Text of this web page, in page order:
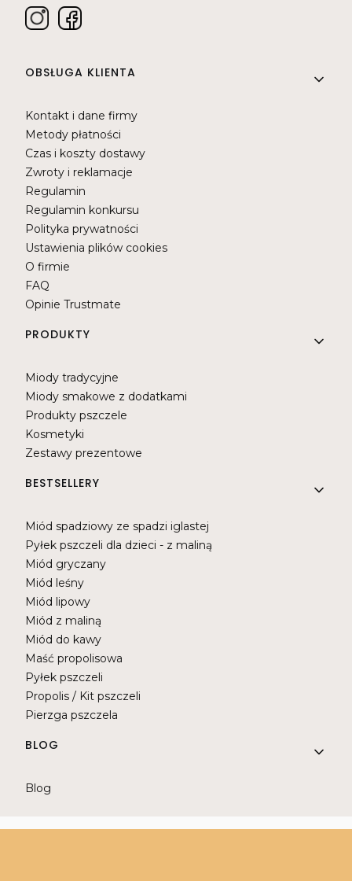
Linki w stopce
OBSŁUGA KLIENTA
Kontakt i dane firmy
Metody płatności
Czas i koszty dostawy
Zwroty i reklamacje
Regulamin
Regulamin konkursu
Polityka prywatności
Ustawienia plików cookies
O firmie
FAQ
Opinie Trustmate
PRODUKTY
Miody tradycyjne
Miody smakowe z dodatkami
Produkty pszczele
Kosmetyki
Zestawy prezentowe
BESTSELLERY
Miód spadziowy ze spadzi iglastej
Pyłek pszczeli dla dzieci - z maliną
Miód gryczany
Miód leśny
Miód lipowy
Miód z maliną
Miód do kawy
Maść propolisowa
Pyłek pszczeli
Propolis / Kit pszczeli
Pierzga pszczela
BLOG
Blog